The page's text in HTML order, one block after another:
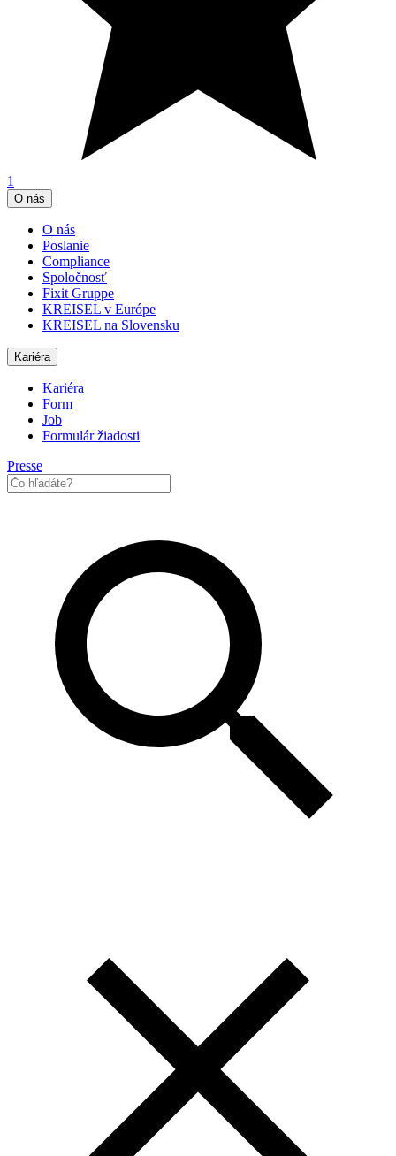
1
O nás
O nás
Poslanie
Compliance
Spoločnosť
Fixit Gruppe
KREISEL v Európe
KREISEL na Slovensku
Kariéra
Kariéra
Form
Job
Formulár žiadosti
Presse